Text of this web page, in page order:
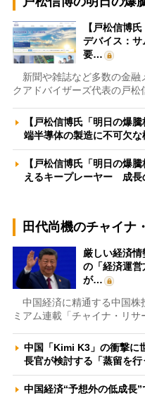
【戸松信博
デバイス：
要…
新聞や雑誌など多数の金融
クアドバイザーズ代表の戸
【戸松信博氏「明日の爆
端半導体の製造に不可欠
【戸松信博氏「明日の爆
えるキープレーヤー 成
田代尚機のチャイナ
厳しい経済
の「経済運
が…
中国経済に精通する中国株
ミアム連載「チャイナ・リ
中国「Kimi K3」の衝撃
長官が検討する「蒸留を
中国経済“予想外の低成長